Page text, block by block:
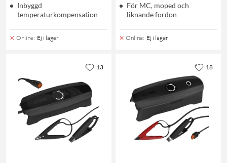
Inbyggd
temperaturkompensation
Online: Ej i lager
För MC, moped och
liknande fordon
Online: Ej i lager
13 18